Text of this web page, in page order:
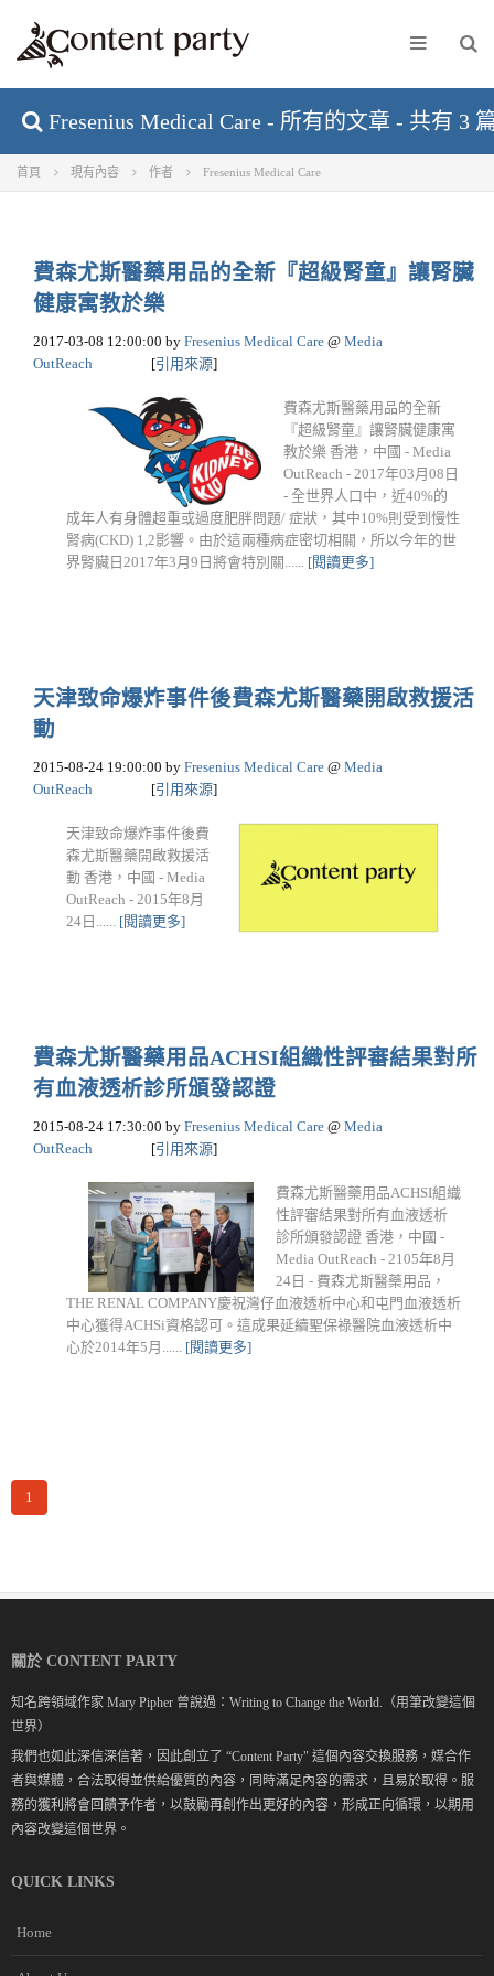
Fresenius Medical Care - 所有的文章 - 共有 3
首頁 現有內容 作者 Fresenius Medical Care
費森尤斯醫藥用品的全新『超級腎童』讓腎臟
健康寓教於樂
2017-03-08 12:00:00 by Fresenius Medical Care @ Media
OutReach
[引用來源]
費森尤斯醫藥用品的全新
『超級腎童』讓腎臟健康寓
教於樂 香港，中國 - Media
OutReach - 2017年03月08日
- 全世界人口中，近40%的
成年人有身體超重或過度肥胖問題/ 症狀，其中10%則受到慢性
腎病(CKD) 1,2影響。由於這兩種病症密切相關，所以今年的世
界腎臟日2017年3月9日將會特別關...... [閱讀更多]
天津致命爆炸事件後費森尤斯醫藥開啟救援活
動
2015-08-24 19:00:00 by Fresenius Medical Care @ Media
OutReach
[引用來源]
天津致命爆炸事件後費
森尤斯醫藥開啟救援活
動 香港，中國 - Media
OutReach - 2015年8月
24日...... [閱讀更多]
費森尤斯醫藥用品ACHSI組織性評審結果對所
有血液透析診所頒發認證
2015-08-24 17:30:00 by Fresenius Medical Care @ Media
OutReach
[引用來源]
費森尤斯醫藥用品ACHSI組織
性評審結果對所有血液透析
診所頒發認證 香港，中國 -
Media OutReach - 2105年8月
24日 - 費森尤斯醫藥用品，
THE RENAL COMPANY慶祝灣仔血液透析中心和屯門血液透析
中心獲得ACHSi資格認可。這成果延續聖保祿醫院血液透析中
心於2014年5月...... [閱讀更多]
1
關於 CONTENT PARTY
知名跨領域作家 Mary Pipher 曾說過：Writing to Change the World.（用筆改變這個
世界）
我們也如此深信深信著，因此創立了 “Content Party" 這個內容交換服務，媒合作
者與媒體，合法取得並供給優質的內容，同時滿足內容的需求，且易於取得。服
務的獲利將會回饋予作者，以鼓勵再創作出更好的內容，形成正向循環，以期用
內容改變這個世界。
QUICK LINKS
Home